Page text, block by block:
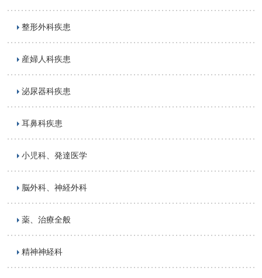
整形外科疾患
産婦人科疾患
泌尿器科疾患
耳鼻科疾患
小児科、発達医学
脳外科、神経外科
薬、治療全般
精神神経科